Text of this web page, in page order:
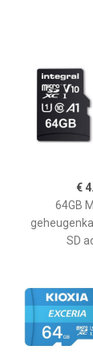
€
64GB
SD